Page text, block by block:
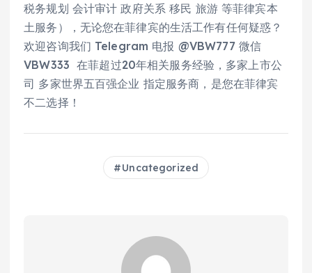
税务规划 会计审计 政府关系 移民 旅游 等菲律宾本
土服务），无论您在菲律宾的生活工作有任何疑惑？
欢迎咨询我们 Telegram 电报 @VBW777 微信
VBW333 在菲超过20年相关服务经验，多家上市公
司 多家世界五百强企业 指定服务商，是您在菲律宾
不二选择！
Uncategorized